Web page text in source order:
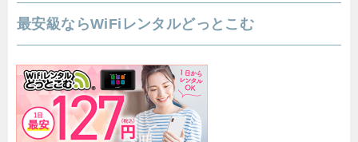
最安級ならWiFiレンタルどっとこむ